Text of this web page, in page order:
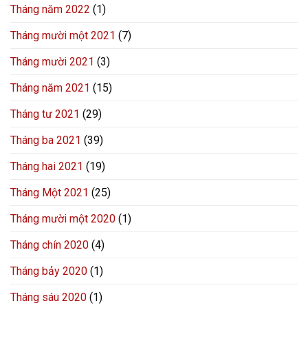
Tháng năm 2022 (1)
Tháng mười một 2021 (7)
Tháng mười 2021 (3)
Tháng năm 2021 (15)
Tháng tư 2021 (29)
Tháng ba 2021 (39)
Tháng hai 2021 (19)
Tháng Một 2021 (25)
Tháng mười một 2020 (1)
Tháng chín 2020 (4)
Tháng bảy 2020 (1)
Tháng sáu 2020 (1)